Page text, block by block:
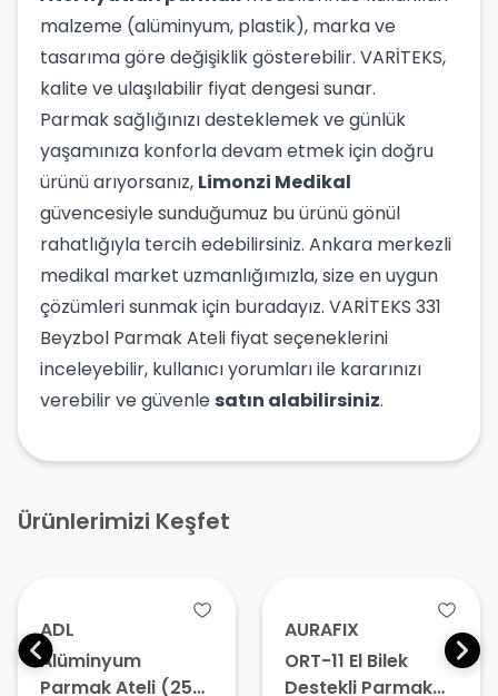
malzeme (alüminyum, plastik), marka ve
tasarıma göre değişiklik gösterebilir. VARİTEKS,
kalite ve ulaşılabilir fiyat dengesi sunar.
Parmak sağlığınızı desteklemek ve günlük
yaşamınıza konforla devam etmek için doğru
ürünü arıyorsanız, Limonzi Medikal
güvencesiyle sunduğumuz bu ürünü gönül
rahatlığıyla tercih edebilirsiniz. Ankara merkezli
medikal market uzmanlığımızla, size en uygun
çözümleri sunmak için buradayız. VARİTEKS 331
Beyzbol Parmak Ateli fiyat seçeneklerini
inceleyebilir, kullanıcı yorumları ile kararınızı
verebilir ve güvenle satın alabilirsiniz.
Ürünlerimizi Keşfet
ADL
Alüminyum
Parmak Ateli (25
AURAFIX
ORT-11 El Bilek
Destekli Parmak